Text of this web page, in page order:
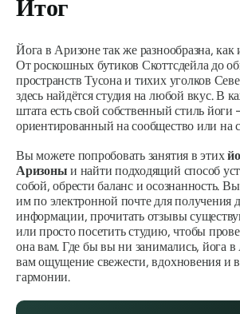
Итог
Йога в Аризоне так же разнообразна,
От роскошных бутиков Скоттсдейла до
пространств Тусона и тихих уголков
здесь найдётся студия на любой вкус. В
штата есть свой собственный стиль
ориентированный на сообщество или на
Вы можете попробовать занятия в этих
Аризоны и найти подходящий способ
собой, обрести баланс и осознанность.
им по электронной почте для получения
информации, прочитать отзывы
или просто посетить студию, чтобы
она вам. Где бы вы ни занимались, йога
вам ощущение свежести, вдохновения и
гармонии.